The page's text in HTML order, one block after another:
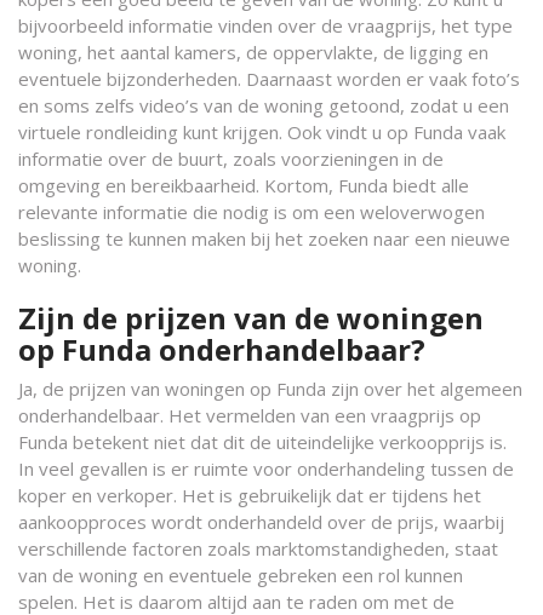
bijvoorbeeld informatie vinden over de vraagprijs, het type
woning, het aantal kamers, de oppervlakte, de ligging en
eventuele bijzonderheden. Daarnaast worden er vaak foto’s
en soms zelfs video’s van de woning getoond, zodat u een
virtuele rondleiding kunt krijgen. Ook vindt u op Funda vaak
informatie over de buurt, zoals voorzieningen in de
omgeving en bereikbaarheid. Kortom, Funda biedt alle
relevante informatie die nodig is om een weloverwogen
beslissing te kunnen maken bij het zoeken naar een nieuwe
woning.
Zijn de prijzen van de woningen
op Funda onderhandelbaar?
Ja, de prijzen van woningen op Funda zijn over het algemeen
onderhandelbaar. Het vermelden van een vraagprijs op
Funda betekent niet dat dit de uiteindelijke verkoopprijs is.
In veel gevallen is er ruimte voor onderhandeling tussen de
koper en verkoper. Het is gebruikelijk dat er tijdens het
aankoopproces wordt onderhandeld over de prijs, waarbij
verschillende factoren zoals marktomstandigheden, staat
van de woning en eventuele gebreken een rol kunnen
spelen. Het is daarom altijd aan te raden om met de